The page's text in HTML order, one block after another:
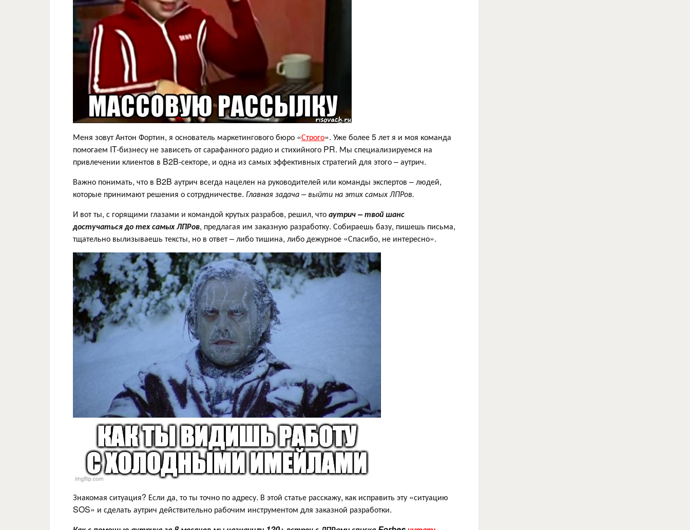
Меня зовут Антон Фортин, я основатель маркетингового бюро «Строго». Уже более 5 лет я и моя команда
помогаем IT-бизнесу не зависеть от сарафанного радио и стихийного PR. Мы специализируемся на
привлечении клиентов в B2B-секторе, и одна из самых эффективных стратегий для этого – аутрич.
Важно понимать, что в B2B аутрич всегда нацелен на руководителей или команды экспертов – людей,
которые принимают решения о сотрудничестве. Главная задача – выйти на этих самых ЛПРов.
И вот ты, с горящими глазами и командой крутых разрабов, решил, чтоаутрич – твой шанс
достучаться до тех самых ЛПРов, предлагая им заказную разработку. Собираешь базу, пишешь письма,
тщательно вылизываешь тексты, но в ответ – либо тишина, либо дежурное «Спасибо, не интересно».
Знакомая ситуация? Если да, то ты точно по адресу. В этой статье расскажу, как исправить эту «ситуацию
SOS» и сделать аутрич действительно рабочим инструментом для заказной разработки.